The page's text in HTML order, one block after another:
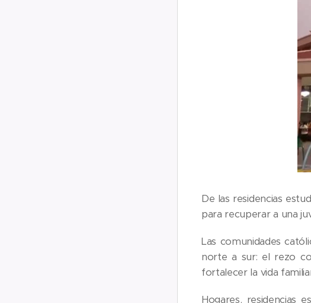
De las residencias
para recuperar a una
Las comunidades
norte a sur: el rezo
fortalecer la vida
Hogares, residencias